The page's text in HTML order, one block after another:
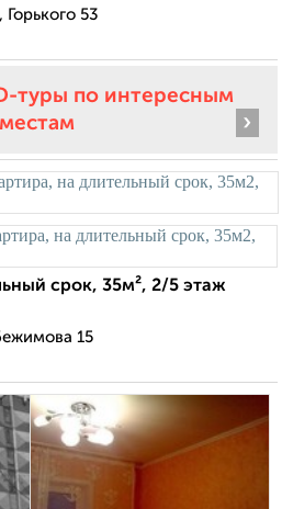
53
туры по интересным
местам
›
срок, 35м², 2/5 этаж
15